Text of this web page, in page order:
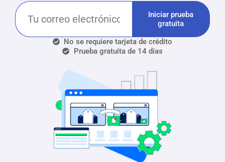
Iniciar prueba
gratuita
No se requiere tarjeta de crédito
Prueba gratuita de 14 días